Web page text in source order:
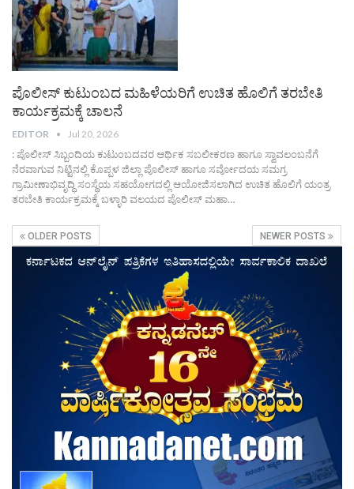
ಪೊಲೀಸ್ ಕುಟುಂಬದ ಮಹಿಳೆಯರಿಗೆ ಉಚಿತ ಹೊಲಿಗೆ ತರಬೇತಿ
ಕಾರ್ಯಕ್ರಮಕ್ಕೆ ಚಾಲನೆ
EDITOR Jul 20, 2026
: ಪೊಲೀಸ್ ಸಿಬ್ಬಂದಿಯ ಕುಟುಂಬದವರ ಆರ್ಥಿಕ ಸಬಲೀಕರಣ ಹಾಗೂ ಸ್ವಾವಲಂಬನೆಗೆ
ನೆರವಾಗುವ ನಿಟ್ಟಿನಲ್ಲಿ ಕೊಪ್ಪಳ ಜಿಲ್ಲಾ ಪೊಲೀಸ್ ಹಾಗೂ ಸರ್ವೋದಯ ಸಮಗ್ರ
ಗ್ರಾಮೀಣಾಭಿವೃದ್ಧಿ ಸಂಸ್ಥೆಯ ಸಹಯೋಗದಲ್ಲಿ ಆಯೋಜಿಸಲಾಗಿದ ಉಚಿತ ಹೊಲಿಗೆ ಯಂತ್ರ
ತರಬೇತಿ ಕಾರ್ಯಕ್ರಮಕ್ಕೆ ಬಳ್ಳಾರಿ ವಲಯದ ಪೊಲೀಸ್ ಮಹಾ…
OLDER POSTS NEWER POSTS